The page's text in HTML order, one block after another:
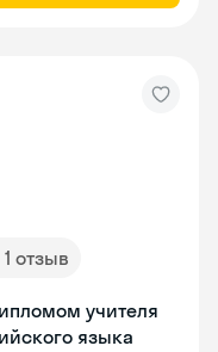
1 отзыв
учителя
языка